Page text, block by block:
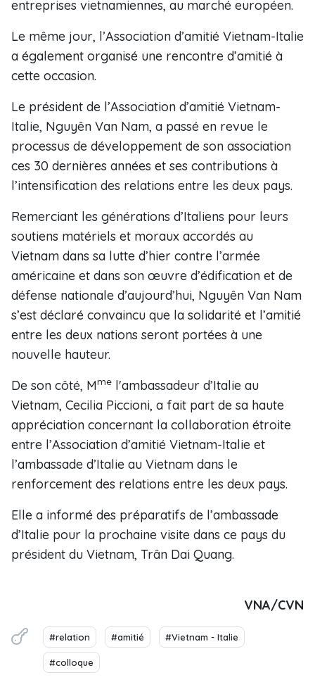
entreprises vietnamiennes, au marché européen.
Le même jour, l’Association d’amitié Vietnam-Italie
a également organisé une rencontre d’amitié à
cette occasion.
Le président de l’Association d’amitié Vietnam-
Italie, Nguyên Van Nam, a passé en revue le
processus de développement de son association
ces 30 dernières années et ses contributions à
l’intensification des relations entre les deux pays.
Remerciant les générations d’Italiens pour leurs
soutiens matériels et moraux accordés au
Vietnam dans sa lutte d’hier contre l’armée
américaine et dans son œuvre d’édification et de
défense nationale d’aujourd’hui, Nguyên Van Nam
s’est déclaré convaincu que la solidarité et l’amitié
entre les deux nations seront portées à une
nouvelle hauteur.
De son côté, Mme l'ambassadeur d’Italie au
Vietnam, Cecilia Piccioni, a fait part de sa haute
appréciation concernant la collaboration étroite
entre l’Association d’amitié Vietnam-Italie et
l’ambassade d’Italie au Vietnam dans le
renforcement des relations entre les deux pays.
Elle a informé des préparatifs de l’ambassade
d’Italie pour la prochaine visite dans ce pays du
président du Vietnam, Trân Dai Quang.
VNA/CVN
#relation #amitié #Vietnam - Italie
#colloque